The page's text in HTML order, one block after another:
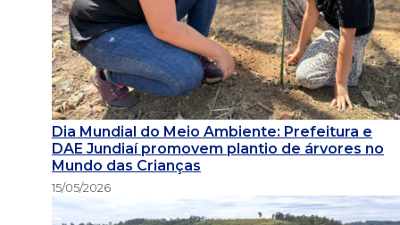
Dia Mundial do Meio Ambiente: Prefeitura e
DAE Jundiaí promovem plantio de árvores no
Mundo das Crianças
15/05/2026